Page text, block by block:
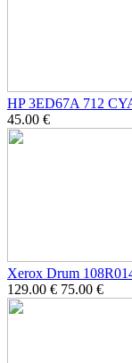
HP 3ED67A 712
45.00 €
Xerox Drum
129.00 € 75.00 €